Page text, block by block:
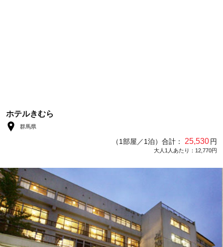
ホテルきむら
群馬県
（1部屋／1泊）合計： 25,530円
大人1人あたり：12,770円